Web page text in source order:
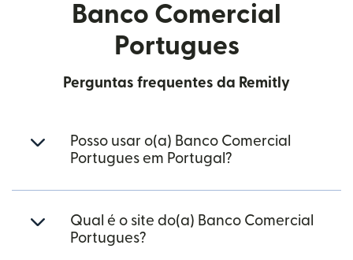
Banco Comercial
Portugues
Perguntas frequentes da Remitly
Posso usar o(a) Banco Comercial
Portugues em Portugal?
Qual é o site do(a) Banco Comercial
Portugues?